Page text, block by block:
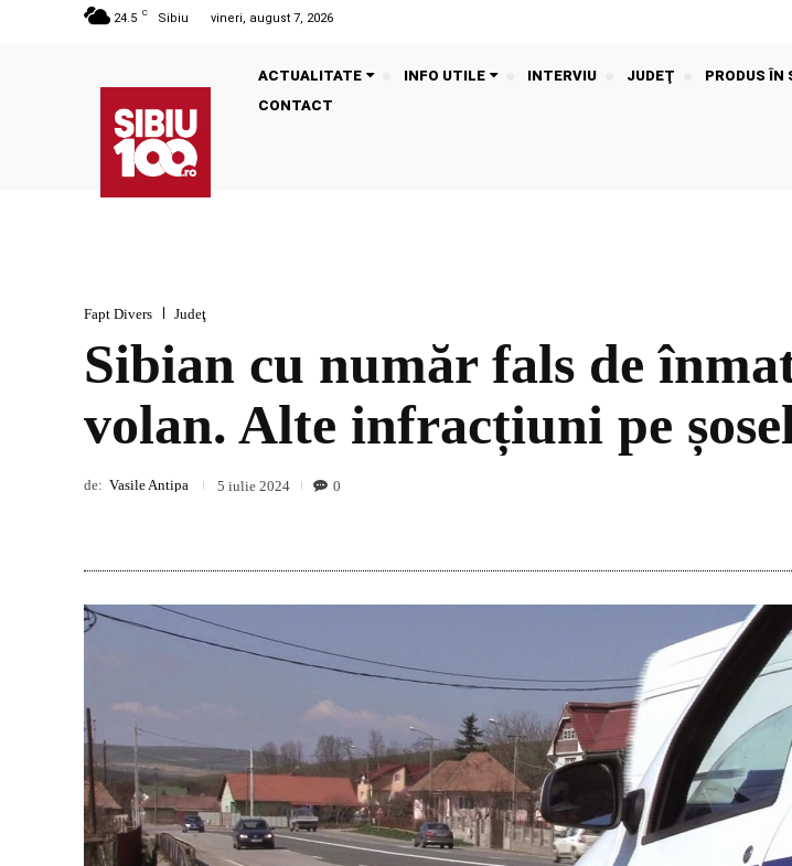
24.5 C Sibiu vineri, august 7, 2026
ACTUALITATE INFO UTILE INTERVIU JUDEŢ PRODUS ÎN
CONTACT
Fapt Divers Judeţ
Sibian cu număr fals de
volan. Alte infracțiuni pe
de: Vasile Antipa 5 iulie 2024 0